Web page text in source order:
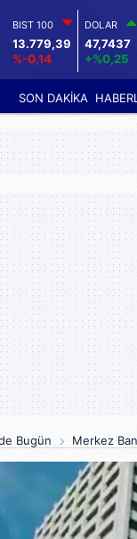
BIST 100
13.779,39
%-0,14
DOLAR
47,7437
+%0,25
SON DAKİKA
Bugün Merkez